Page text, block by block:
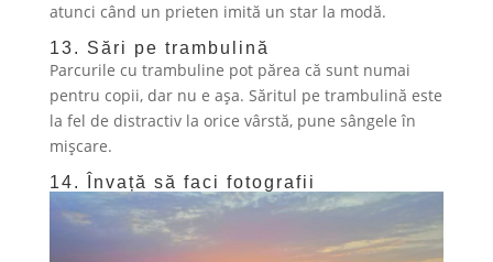
atunci când un prieten imită un star la modă.
13. Sări pe trambulină
Parcurile cu trambuline pot părea că sunt numai
pentru copii, dar nu e așa. Săritul pe trambulină este
la fel de distractiv la orice vârstă, pune sângele în
mișcare.
14. Învață să faci fotografii